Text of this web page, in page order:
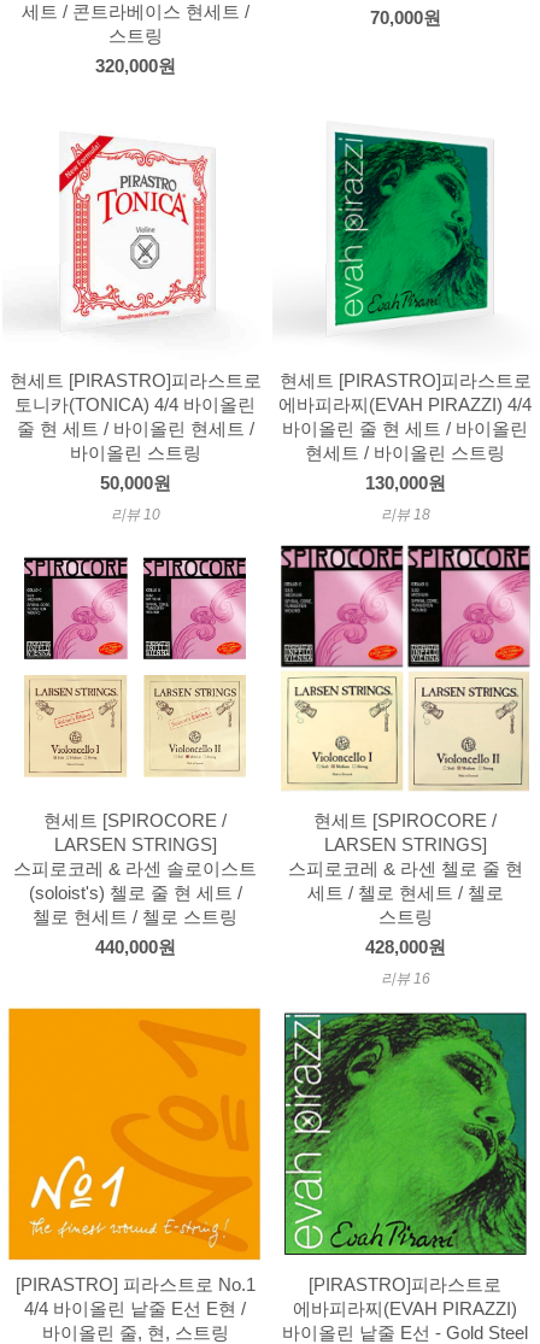
세트 / 콘트라베이스 현세트 /
스트링
320,000원
70,000원
현세트 [PIRASTRO]피라스트로
토니카(TONICA) 4/4 바이올린
줄 현 세트 / 바이올린 현세트 /
바이올린 스트링
50,000원
리뷰 10
현세트 [PIRASTRO]피라스트로
에바피라찌(EVAH PIRAZZI) 4/4
바이올린 줄 현 세트 / 바이올린
현세트 / 바이올린 스트링
130,000원
리뷰 18
현세트 [SPIROCORE /
LARSEN STRINGS]
스피로코레 & 라센 솔로이스트
(soloist's) 첼로 줄 현 세트 /
첼로 현세트 / 첼로 스트링
440,000원
현세트 [SPIROCORE /
LARSEN STRINGS]
스피로코레 & 라센 첼로 줄 현
세트 / 첼로 현세트 / 첼로
스트링
428,000원
리뷰 16
[PIRASTRO] 피라스트로 No.1
4/4 바이올린 낱줄 E선 E현 /
바이올린 줄, 현, 스트링
[PIRASTRO]피라스트로
에바피라찌(EVAH PIRAZZI)
바이올린 낱줄 E선 - Gold Steel